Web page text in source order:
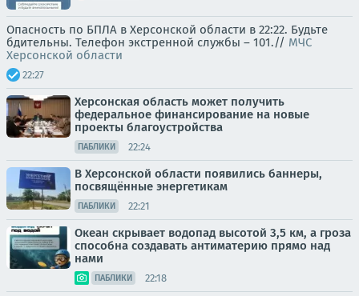
Опасность по БПЛА в Херсонской области в 22:22. Будьте
бдительны. Телефон экстренной службы – 101.// МЧС
Херсонской области
22:27
Херсонская область может получить
федеральное финансирование на новые
проекты благоустройства
ПАБЛИКИ 22:24
В Херсонской области появились баннеры,
посвящённые энергетикам
ПАБЛИКИ 22:21
Океан скрывает водопад высотой 3,5 км, а гроза
способна создавать антиматерию прямо над
нами
ПАБЛИКИ 22:18